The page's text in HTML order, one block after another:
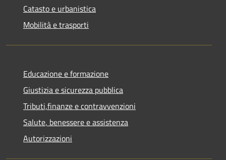
Catasto e urbanistica
Mobilità e trasporti
Educazione e formazione
Giustizia e sicurezza pubblica
Tributi,finanze e contravvenzioni
Salute, benessere e assistenza
Autorizzazioni